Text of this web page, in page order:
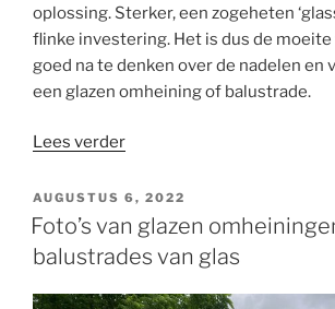
oplossing. Sterker, een zogeheten
flinke investering. Het is dus de
goed na te denken over de nadelen en
een glazen omheining of balustrade.
Lees verder“Glazen
–
voordelen
en
nadelen”
GEPLAATST
OP
AUGUSTUS 6, 2022
Foto’s van glazen
balustrades van glas